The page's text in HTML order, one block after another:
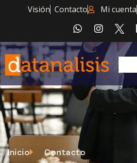
Visión Contacto Mi cuenta
Inicio Contacto